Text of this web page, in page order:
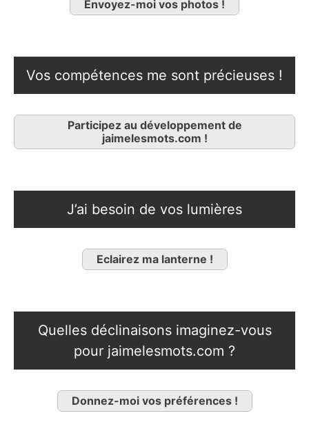
Envoyez-moi vos photos !
Vos compétences me sont précieuses !
Participez au développement de
jaimelesmots.com !
J’ai besoin de vos lumières
Eclairez ma lanterne !
Quelles déclinaisons imaginez-vous
pour jaimelesmots.com ?
Donnez-moi vos préférences !